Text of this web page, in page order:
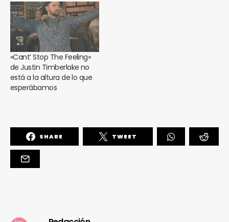
«Cant’ Stop The Feeling»
de Justin Timberlake no
está a la altura de lo que
esperábamos
SHARE TWEET